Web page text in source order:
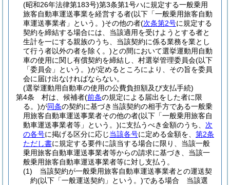
(昭和26年法律第183号)第3条第1号ハに規定する一般乗用
旅客自動車運送事業を経営する者(以下「一般乗用旅客自動
車運送事業者」という。)その他の者(次条第2号に規定する
契約を締結する場合には、当該適用を受けようとする者と
生計を一にする親族のうち、当該契約に係る業務を業とし
て行う者以外の者を除く。)との間において選挙運動用自動
車の使用に関し有償契約を締結し、村選挙管理委員会(以下
「委員会」という。)が定めるところにより、その旨を委員
会に届け出なければならない。
(選挙運動用自動車の使用の公費負担額及び支払手続)
第4条
村は、候補者(前条の規定による届出をした者に限
る。)が同条の契約に基づき当該契約の相手方である一般乗
用旅客自動車運送事業者その他の者(以下「一般乗用旅客自
動車運送事業者等」という。)に支払うべき金額のうち、 次
の各号に掲げる区分に応じ当該各号に定める金額を、 第2条
ただし書に規定する要件に該当する場合に限り、当該一般
乗用旅客自動車運送事業者等からの請求に基づき、当該一
般乗用旅客自動車運送事業者等に対し支払う。
(1)
当該契約が一般乗用旅客自動車運送事業者との運送契
約(以下「一般運送契約」という。)である場合 当該選